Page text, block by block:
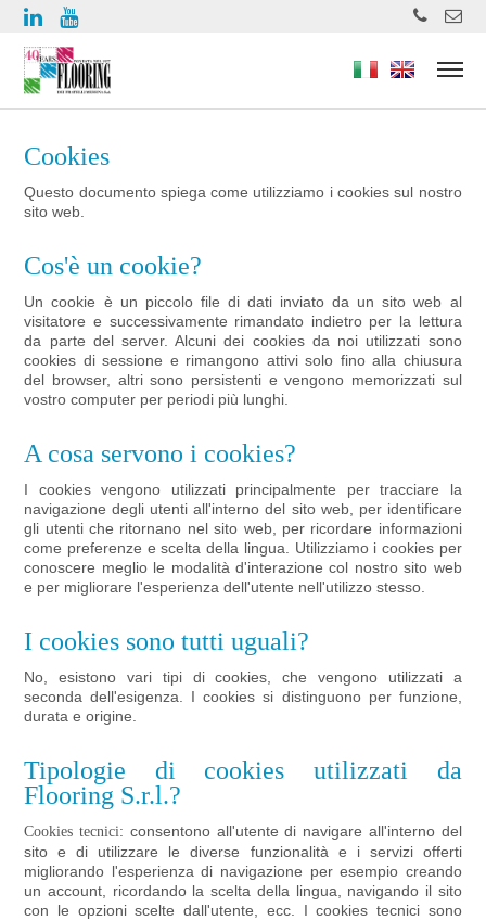
https://www.high-endrolex.com/49
Cookies
Questo documento spiega come utilizziamo i cookies sul nostro
sito web.
Cos'è un cookie?
Un cookie è un piccolo file di dati inviato da un sito web al
visitatore e successivamente rimandato indietro per la lettura
da parte del server. Alcuni dei cookies da noi utilizzati sono
cookies di sessione e rimangono attivi solo fino alla chiusura
del browser, altri sono persistenti e vengono memorizzati sul
vostro computer per periodi più lunghi.
A cosa servono i cookies?
I cookies vengono utilizzati principalmente per tracciare la
navigazione degli utenti all'interno del sito web, per identificare
gli utenti che ritornano nel sito web, per ricordare informazioni
come preferenze e scelta della lingua. Utilizziamo i cookies per
conoscere meglio le modalità d'interazione col nostro sito web
e per migliorare l'esperienza dell'utente nell'utilizzo stesso.
I cookies sono tutti uguali?
No, esistono vari tipi di cookies, che vengono utilizzati a
seconda dell'esigenza. I cookies si distinguono per funzione,
durata e origine.
Tipologie di cookies utilizzati da
Flooring S.r.l.?
Cookies tecnici: consentono all'utente di navigare all'interno del
sito e di utilizzare le diverse funzionalità e i servizi offerti
migliorando l'esperienza di navigazione per esempio creando
un account, ricordando la scelta della lingua, navigando il sito
con le opzioni scelte dall'utente, ecc. I cookies tecnici sono